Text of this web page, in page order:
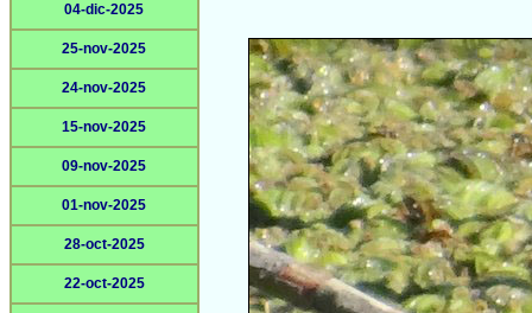
04-dic-2025
25-nov-2025
24-nov-2025
15-nov-2025
09-nov-2025
01-nov-2025
28-oct-2025
22-oct-2025